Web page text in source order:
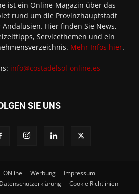
ist ein Online-Magazin über das
rund um die Provinzhauptstadt
Andalusien. Hier finden Sie News,
Servicethemen und ein
Mehr Infos hier.
info@costadelsol-online.es
SIE UNS
ONline Werbung
Impressum
Datenschutzerklärung Cookie Richtlinien